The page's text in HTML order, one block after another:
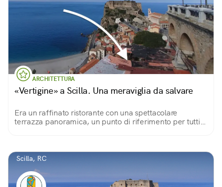
ARCHITETTURA
«Vertigine» a Scilla. Una meraviglia da salvare
Era un raffinato ristorante con una spettacolare
terrazza panoramica, un punto di riferimento per tutti
Scilla, RC